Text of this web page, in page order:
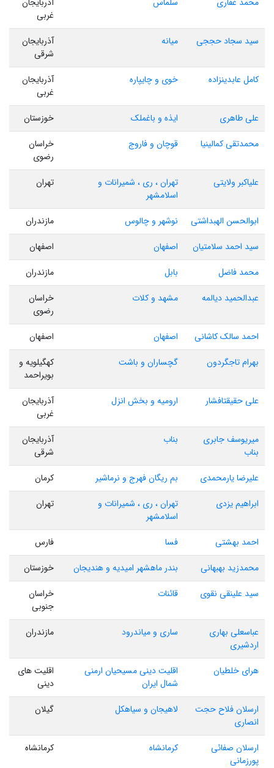
غربی
سید سجاد حججی
میانه
آذربایجان
شرقی
کامل عابدینزاده
خوی و چایپاره
آذربایجان
غربی
علی طاهری
ایذه و باغملک
خوزستان
محمدتقی کمالینیا
قوچان و فاروج
خراسان
رضوی
علیاکبر ولایتی
تهران ، ری ، شمیرانات و
اسلامشهر
تهران
ابوالحسن الهبداشتی نوشهر و چالوس
مازندران
سید احمد سلامتیان
اصفهان
اصفهان
محمد فاضل
بابل
مازندران
عبدالحمید دیالمه
مشهد و کلات
خراسان
رضوی
احمد سالک کاشانی
اصفهان
اصفهان
بهرام تاجگردون
گچساران و باشت
کهگیلویه و
بویراحمد
علی حقیقتافشار
ارومیه و بخش انزل
آذربایجان
غربی
میریوسف جابری
بناب
بناب
آذربایجان
شرقی
علیرضا یارمحمدی
بم ریگان فهرج و نرماشیر
کرمان
ابراهیم یزدی
تهران ، ری ، شمیرانات و
اسلامشهر
تهران
احمد بهشتی فسا
فارس
محمدزید بهبهانی
بندر ماهشهر امیدیه و هندیجان
خوزستان
سید علینقی نقوی
قائنات
خراسان
جنوبی
عباسعلی بهاری
اردشیری
ساری و میاندرود مازندران
هرای خلطیان
اقلیت دینی مسیحیان ارمنی
شمال ایران
اقلیت های
دینی
ارسلان فلاح حجت
انصاری
لاهیجان و سیاهکل گیلان
ارسلان صفائی
پورزمانی
کرمانشاه کرمانشاه